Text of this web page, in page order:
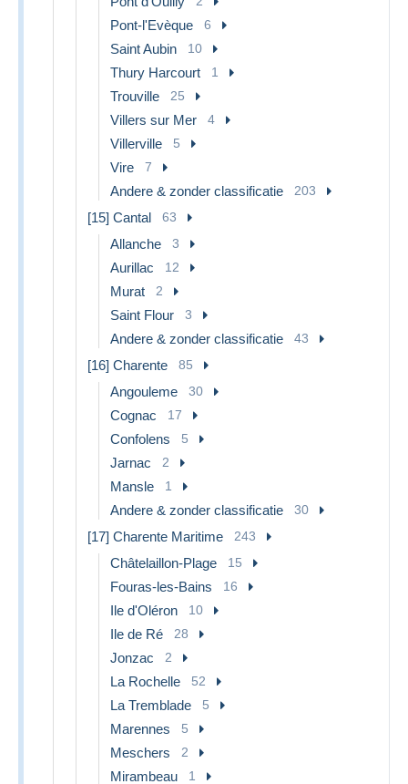
Pont-l'Evèque 6
Saint Aubin 10
Thury Harcourt 1
Trouville 25
Villers sur Mer 4
Villerville 5
Vire 7
Andere & zonder classificatie 203
[15] Cantal 63
Allanche 3
Aurillac 12
Murat 2
Saint Flour 3
Andere & zonder classificatie 43
[16] Charente 85
Angouleme 30
Cognac 17
Confolens 5
Jarnac 2
Mansle 1
Andere & zonder classificatie 30
[17] Charente Maritime 243
Châtelaillon-Plage 15
Fouras-les-Bains 16
Ile d'Oléron 10
Ile de Ré 28
Jonzac 2
La Rochelle 52
La Tremblade 5
Marennes 5
Meschers 2
Mirambeau 1